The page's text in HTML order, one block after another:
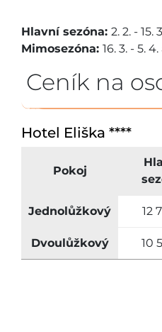
Hlavní sezóna: 2. 2. - 15.
Mimosezóna: 16. 3. - 5.
Ceník na
Hotel Eliška ****
Pokoj
Jednolůžkový 12
Dvoulůžkový 10